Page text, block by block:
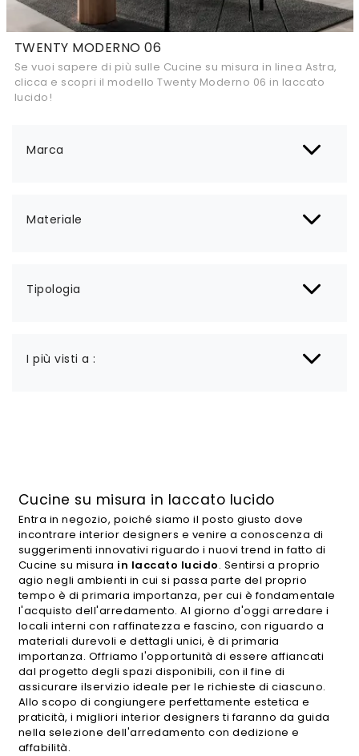
Marca
Materiale
Tipologia
I più visti a :
TWENTY MODERNO 06
Se vuoi sapere di più sulle Cucine su misura in linea Astra,
clicca e scopri il modello Twenty Moderno 06 in laccato
lucido!
Cucine su misura in laccato lucido
Entra in negozio, poiché siamo il posto giusto dove
incontrare interior designers e venire a conoscenza di
suggerimenti innovativi riguardo i nuovi trend in fatto di
Cucine su misura in laccato lucido. Sentirsi a proprio
agio negli ambienti in cui si passa parte del proprio
tempo è di primaria importanza, per cui è fondamentale
l'acquisto dell'arredamento. Al giorno d'oggi arredare i
locali interni con raffinatezza e fascino, con riguardo a
materiali durevoli e dettagli unici, è di primaria
importanza. Offriamo l'opportunità di essere affiancati
dal progetto degli spazi disponibili, con il fine di
assicurare ilservizio ideale per le richieste di ciascuno.
Allo scopo di congiungere perfettamente estetica e
praticità, i migliori interior designers ti faranno da guida
nella selezione dell'arredamento con dedizione e
affabilità.